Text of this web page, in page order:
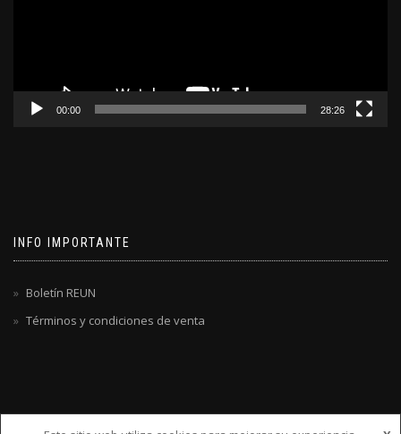
00:00 28:26
INFO IMPORTANTE
Boletín REUN
Términos y condiciones de venta